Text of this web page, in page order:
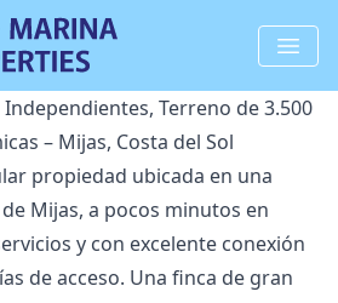
Independientes, Terreno de 3.500
– Mijas, Costa del Sol
propiedad ubicada en una
Mijas, a pocos minutos en
y con excelente conexión
de acceso. Una finca de gran